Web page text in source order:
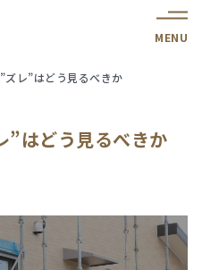
MENU
ズレ”はどう見るべきか
”はどう見るべきか